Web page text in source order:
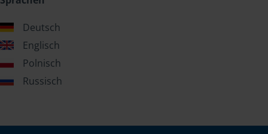
Deutsch
Englisch
Polnisch
Russisch